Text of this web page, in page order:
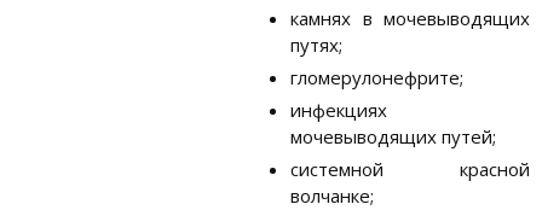
камнях в мочевыводящих
путях;
гломерулонефрите;
инфекциях
мочевыводящих путей;
системной красной
волчанке;